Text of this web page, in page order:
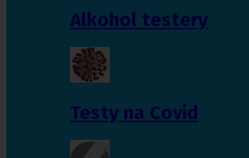
Alkohol testery
Testy na Covid